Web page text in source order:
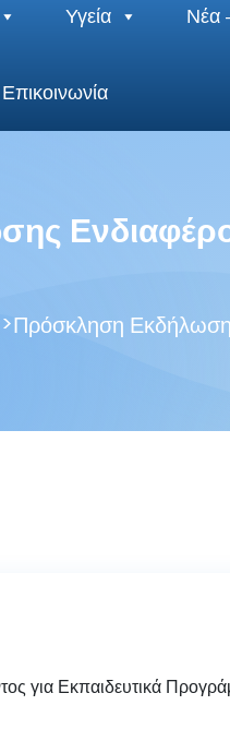
Υγεία Νέα
Επικοινωνία
>Πρόσκληση
για Εκπαιδευτικά